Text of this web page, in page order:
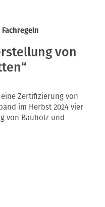
von
Zertifizierung von
im Herbst 2024 vier
von Bauholz und